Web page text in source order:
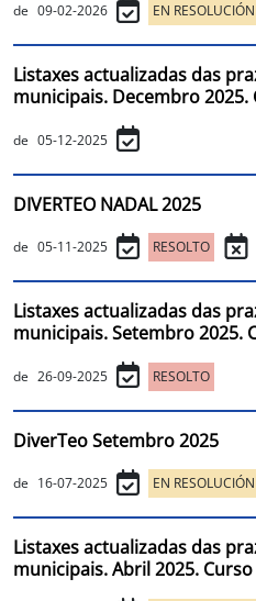
de 09-02-2026 EN RESOLUCIÓN
Listaxes actualizadas das
municipais. Decembro 2025.
de 05-12-2025
DIVERTEO NADAL 2025
de 05-11-2025 RESOLTO
Listaxes actualizadas das
municipais. Setembro 2025.
de 26-09-2025 RESOLTO
DiverTeo Setembro 2025
de 16-07-2025 EN RESOLUCIÓN
Listaxes actualizadas das
municipais. Abril 2025.